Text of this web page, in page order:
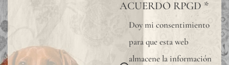
ACUERDO RPGD *
Doy mi consentimiento
para que esta web
almacene la información